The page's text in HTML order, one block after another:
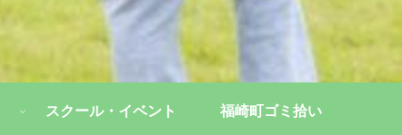
スクール・イベント 福崎町ゴミ拾い